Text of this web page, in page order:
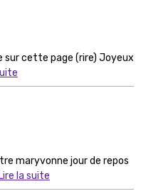
sur cette page (rire) Joyeux
maryvonne jour de repos
Lire la suite